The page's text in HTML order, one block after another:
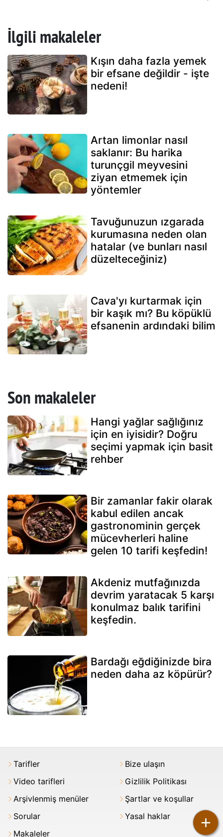
İlgili makaleler
Kışın daha fazla yemek
bir efsane değildir - işte
nedeni!
Artan limonlar nasıl
saklanır: Bu harika
turunçgil meyvesini
ziyan etmemek için
yöntemler
Tavuğunuzun ızgarada
kurumasına neden olan
hatalar (ve bunları nasıl
düzelteceğiniz)
Cava'yı kurtarmak için
bir kaşık mı? Bu köpüklü
efsanenin ardındaki bilim
Son makaleler
Hangi yağlar sağlığınız
için en iyisidir? Doğru
seçimi yapmak için basit
rehber
Bir zamanlar fakir olarak
kabul edilen ancak
gastronominin gerçek
mücevherleri haline
gelen 10 tarifi keşfedin!
Akdeniz mutfağınızda
devrim yaratacak 5 karşı
konulmaz balık tarifini
keşfedin.
Bardağı eğdiğinizde bira
neden daha az köpürür?
+
Tarifler
Video tarifleri
Arşivlenmiş menüler
Sorular
Makaleler
Bize ulaşın
Gizlilik Politikası
Şartlar ve koşullar
Yasal haklar